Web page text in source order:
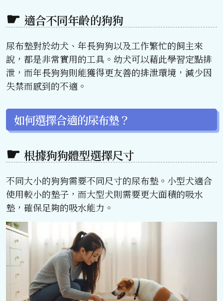
適合不同年齡的狗狗
尿布墊對於幼犬、年長狗狗以及工作繁忙的飼主來
說，都是非常實用的工具。幼犬可以藉此學習定點排
泄，而年長狗狗則能獲得更友善的排泄環境，減少因
失禁而感到的不適。
如何選擇合適的尿布墊？
根據狗狗體型選擇尺寸
不同大小的狗狗需要不同尺寸的尿布墊。小型犬適合
使用較小的墊子，而大型犬則需要更大面積的吸水
墊，確保足夠的吸水能力。